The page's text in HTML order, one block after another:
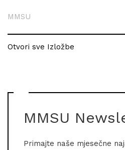
MMSU
Otvori sve Izložbe
MMSU
Primajte naše mjesečne